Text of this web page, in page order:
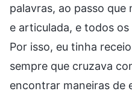
palavras, ao passo
e articulada, e todos
Por isso, eu tinha
sempre que cruzava
encontrar maneiras de